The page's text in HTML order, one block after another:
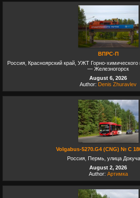
ВПРС-П
Россия, Красноярский край, УЖТ Горно-химического
— Железногорск
August 6, 2026
Author: Denis Zhuravlev
Volgabus-5270.G4 (CNG) № С
Россия, Пермь, улица
August 2, 2026
Author: Артимка